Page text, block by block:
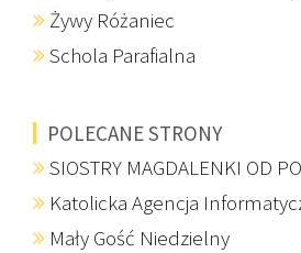
Żywy Różaniec
Schola Parafialna
POLECANE STRONY
SIOSTRY MAGDALENKI OD
Katolicka Agencja
Mały Gość Niedzielny